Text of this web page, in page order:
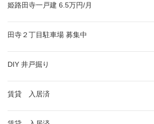
姫路田寺一戸建 6.5万円/月
田寺２丁目駐車場 募集中
DIY 井戸掘り
賃貸 入居済